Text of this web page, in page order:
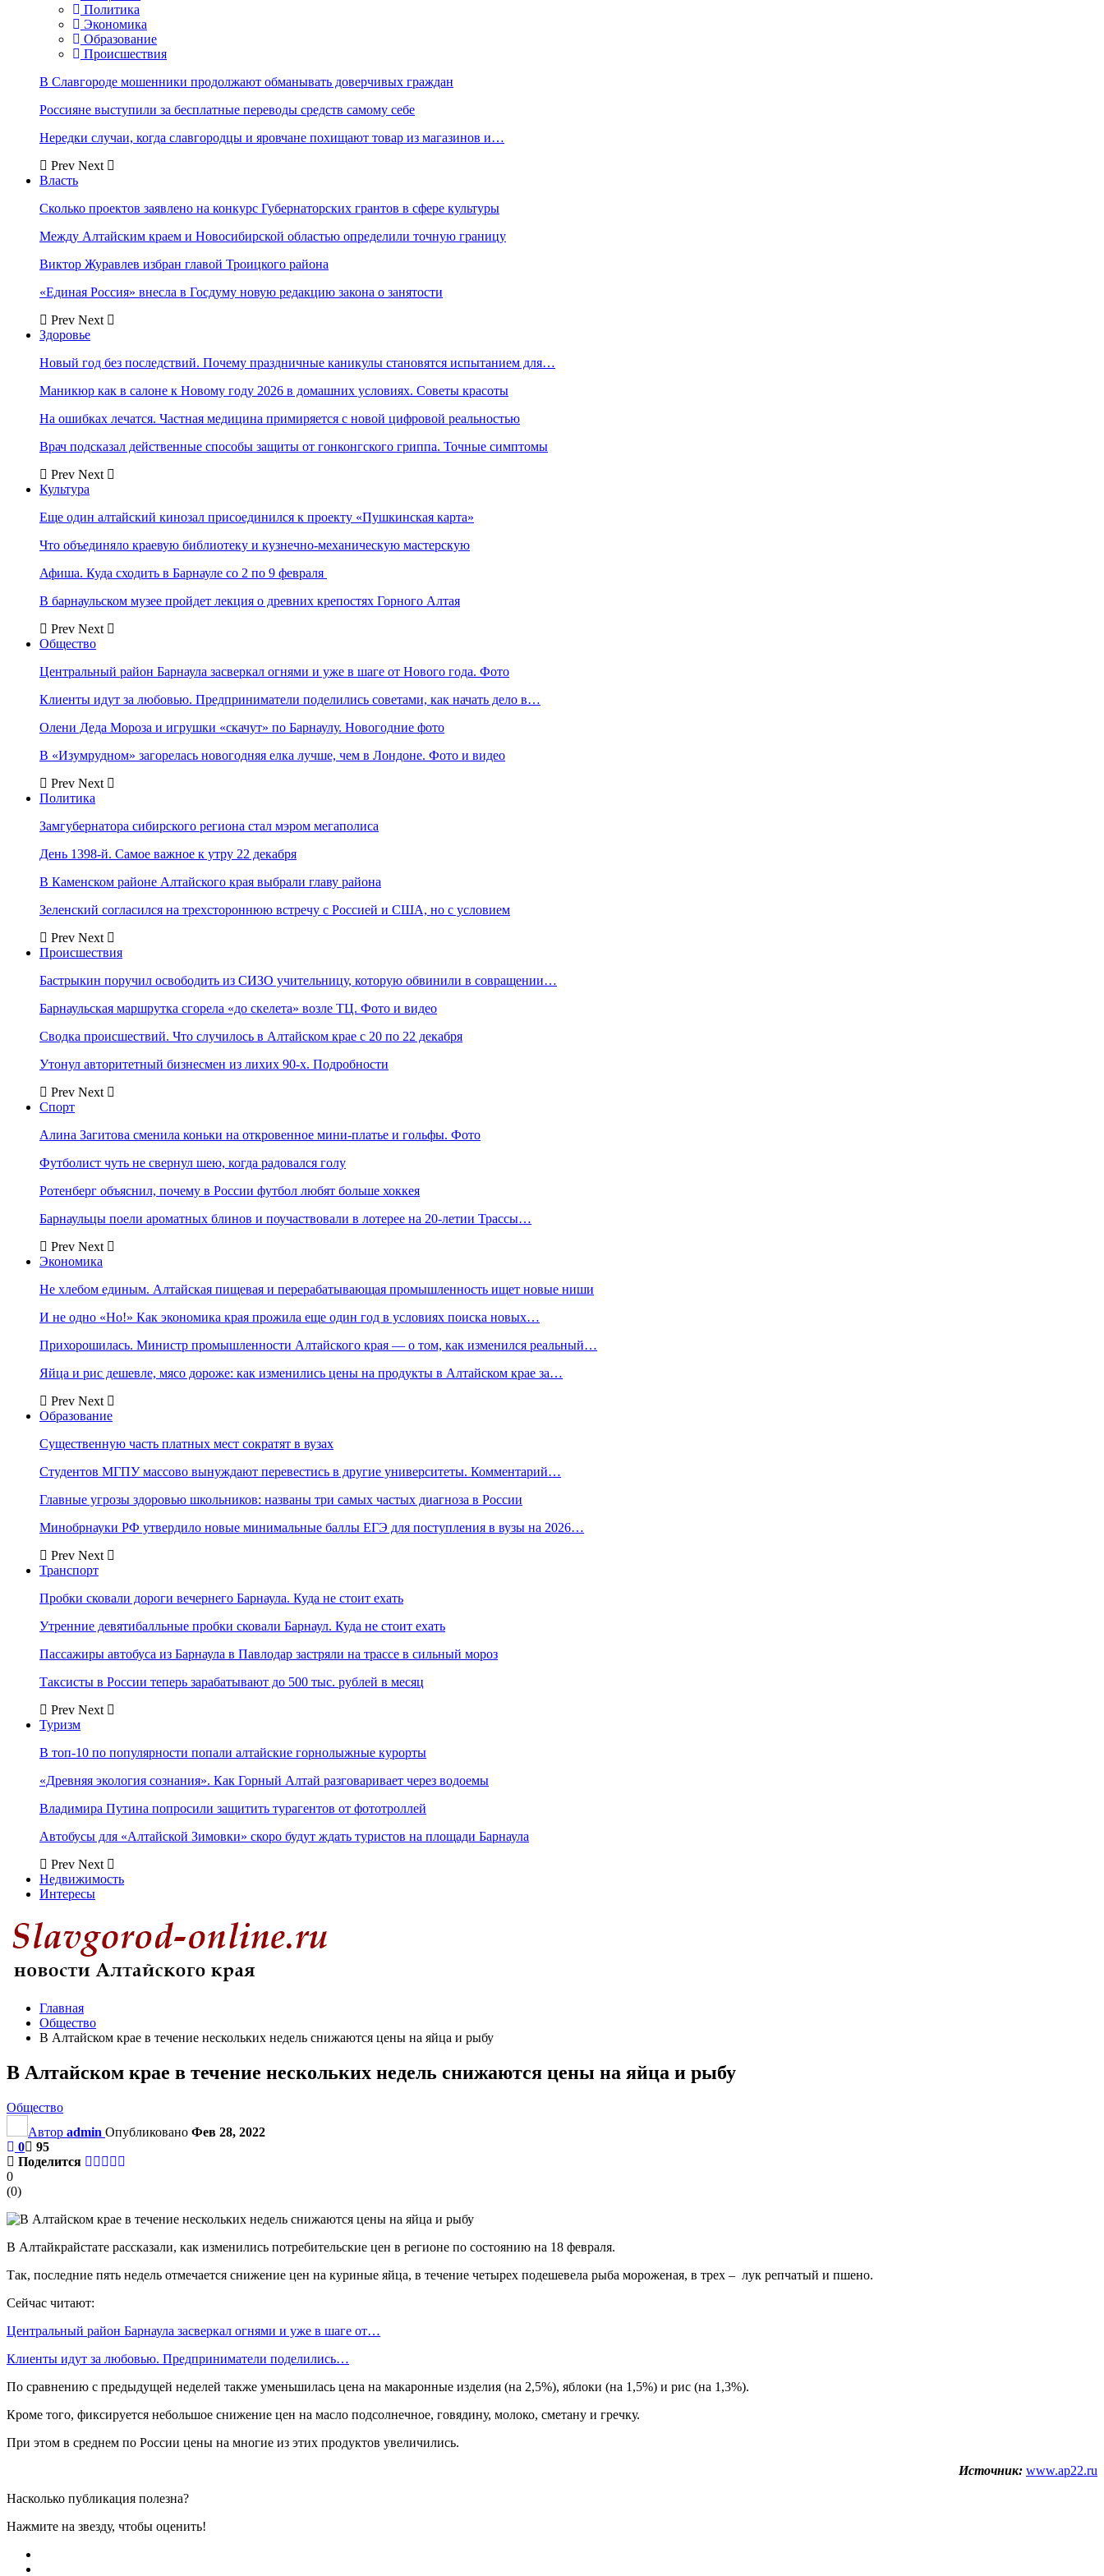
Политика
Экономика
Образование
Происшествия
В Славгороде мошенники продолжают обманывать доверчивых граждан
Россияне выступили за бесплатные переводы средств самому себе
Нередки случаи, когда славгородцы и яровчане похищают товар из магазинов и…
Prev Next
Власть
Сколько проектов заявлено на конкурс Губернаторских грантов в сфере культуры
Между Алтайским краем и Новосибирской областью определили точную границу
Виктор Журавлев избран главой Троицкого района
«Единая Россия» внесла в Госдуму новую редакцию закона о занятости
Prev Next
Здоровье
Новый год без последствий. Почему праздничные каникулы становятся испытанием для…
Маникюр как в салоне к Новому году 2026 в домашних условиях. Советы красоты
На ошибках лечатся. Частная медицина примиряется с новой цифровой реальностью
Врач подсказал действенные способы защиты от гонконгского гриппа. Точные симптомы
Prev Next
Культура
Еще один алтайский кинозал присоединился к проекту «Пушкинская карта»
Что объединяло краевую библиотеку и кузнечно-механическую мастерскую
Афиша. Куда сходить в Барнауле со 2 по 9 февраля
В барнаульском музее пройдет лекция о древних крепостях Горного Алтая
Prev Next
Общество
Центральный район Барнаула засверкал огнями и уже в шаге от Нового года. Фото
Клиенты идут за любовью. Предприниматели поделились советами, как начать дело в…
Олени Деда Мороза и игрушки «скачут» по Барнаулу. Новогодние фото
В «Изумрудном» загорелась новогодняя елка лучше, чем в Лондоне. Фото и видео
Prev Next
Политика
Замгубернатора сибирского региона стал мэром мегаполиса
День 1398-й. Самое важное к утру 22 декабря
В Каменском районе Алтайского края выбрали главу района
Зеленский согласился на трехстороннюю встречу с Россией и США, но с условием
Prev Next
Происшествия
Бастрыкин поручил освободить из СИЗО учительницу, которую обвинили в совращении…
Барнаульская маршрутка сгорела «до скелета» возле ТЦ. Фото и видео
Сводка происшествий. Что случилось в Алтайском крае с 20 по 22 декабря
Утонул авторитетный бизнесмен из лихих 90-х. Подробности
Prev Next
Спорт
Алина Загитова сменила коньки на откровенное мини-платье и гольфы. Фото
Футболист чуть не свернул шею, когда радовался голу
Ротенберг объяснил, почему в России футбол любят больше хоккея
Барнаульцы поели ароматных блинов и поучаствовали в лотерее на 20-летии Трассы…
Prev Next
Экономика
Не хлебом единым. Алтайская пищевая и перерабатывающая промышленность ищет новые ниши
И не одно «Но!» Как экономика края прожила еще один год в условиях поиска новых…
Прихорошилась. Министр промышленности Алтайского края — о том, как изменился реальный…
Яйца и рис дешевле, мясо дороже: как изменились цены на продукты в Алтайском крае за…
Prev Next
Образование
Существенную часть платных мест сократят в вузах
Студентов МГПУ массово вынуждают перевестись в другие университеты. Комментарий…
Главные угрозы здоровью школьников: названы три самых частых диагноза в России
Минобрнауки РФ утвердило новые минимальные баллы ЕГЭ для поступления в вузы на 2026…
Prev Next
Транспорт
Пробки сковали дороги вечернего Барнаула. Куда не стоит ехать
Утренние девятибалльные пробки сковали Барнаул. Куда не стоит ехать
Пассажиры автобуса из Барнаула в Павлодар застряли на трассе в сильный мороз
Таксисты в России теперь зарабатывают до 500 тыс. рублей в месяц
Prev Next
Туризм
В топ-10 по популярности попали алтайские горнолыжные курорты
«Древняя экология сознания». Как Горный Алтай разговаривает через водоемы
Владимира Путина попросили защитить турагентов от фототроллей
Автобусы для «Алтайской Зимовки» скоро будут ждать туристов на площади Барнаула
Prev Next
Недвижимость
Интересы
Главная
Общество
В Алтайском крае в течение нескольких недель снижаются цены на яйца и рыбу
В Алтайском крае в течение нескольких недель снижаются цены на яйца и рыбу
Общество
Автор admin Опубликовано Фев 28, 2022
0
95
Поделится
0
(0)
В Алтайкрайстате рассказали, как изменились потребительские цен в регионе по состоянию на 18 февраля.
Так, последние пять недель отмечается снижение цен на куриные яйца, в течение четырех подешевела рыба мороженая, в трех – лук репчатый и пшено.
Сейчас читают:
Центральный район Барнаула засверкал огнями и уже в шаге от…
Клиенты идут за любовью. Предприниматели поделились…
По сравнению с предыдущей неделей также уменьшилась цена на макаронные изделия (на 2,5%), яблоки (на 1,5%) и рис (на 1,3%).
Кроме того, фиксируется небольшое снижение цен на масло подсолнечное, говядину, молоко, сметану и гречку.
При этом в среднем по России цены на многие из этих продуктов увеличились.
Источник: www.ap22.ru
Насколько публикация полезна?
Нажмите на звезду, чтобы оценить!